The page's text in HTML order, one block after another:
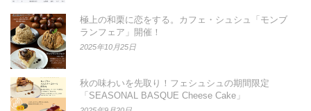
極上の和栗に恋をする。カフェ・シュシュ「モンブ
ランフェア」開催！
2025年10月25日
秋の味わいを先取り！フェシュシュの期間限定
「SEASONAL BASQUE Cheese Cake」